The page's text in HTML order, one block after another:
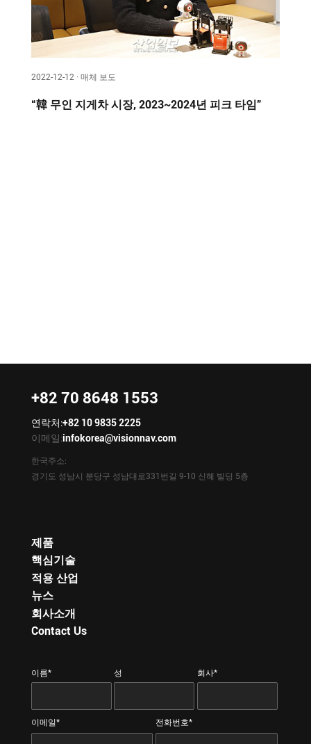
2022-12-12 · 매체 보도
“韓 무인 지게차 시장, 2023~2024년 피크 타임”
+82 70 8648 1553
연락처:+82 10 9835 2225
이메일:infokorea@visionnav.com
한국주소:
경기도 성남시 분당구 성남대로331번길 9-10 신혜 빌딩 5층
제품
핵심기술
적용 산업
뉴스
회사소개
Contact Us
이름* 성 회사*
이메일* 전화번호*